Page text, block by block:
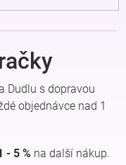
Dudlu s dopravou
objednávce nad 1
- 5 % na další nákup.